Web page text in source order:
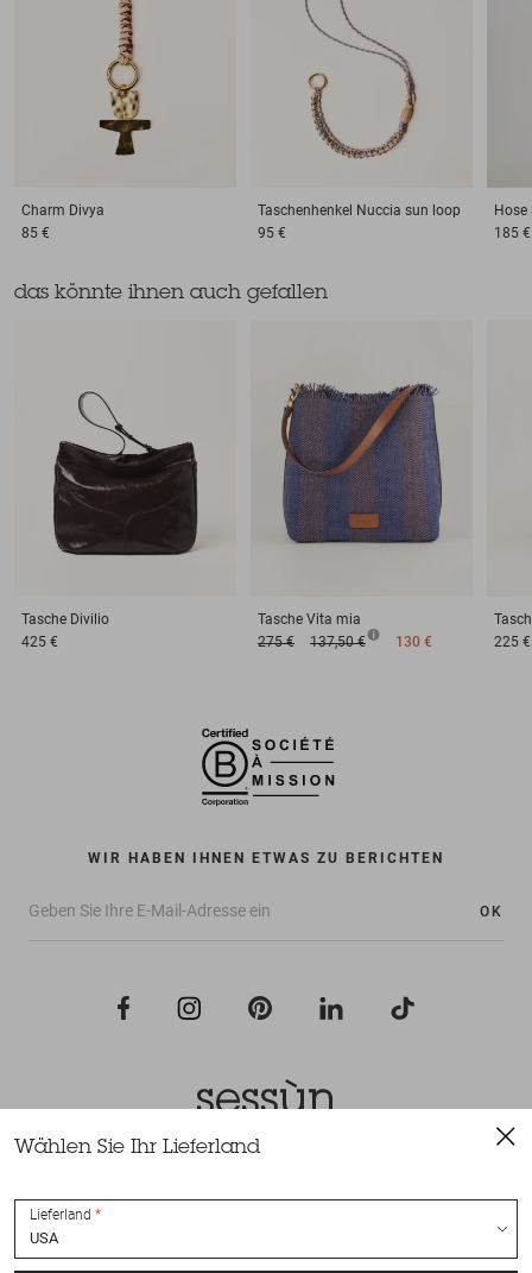
Charm Divya
85 €
Taschenhenkel Nuccia sun loop
95 €
Hose
185 €
das könnte ihnen auch gefallen
Tasche Divilio
425 €
Tasche Vita mia
275 €
137,50 € 130 €
225 €
WIR HABEN IHNEN ETWAS ZU BERICHTEN
OK
Wählen Sie Ihr Lieferland
Lieferland